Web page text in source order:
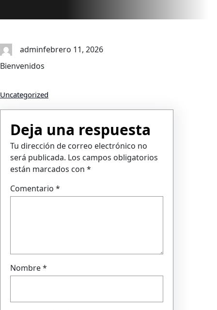
adminfebrero 11, 2026
Bienvenidos
Uncategorized
Deja una respuesta
Tu dirección de correo electrónico no
será publicada. Los campos obligatorios
están marcados con *
Comentario *
Nombre*